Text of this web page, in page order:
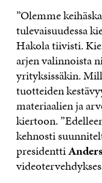
”Olemme
tulevaisuudessa
Hakola tiivisti.
arjen valinnoista
yrityksissäkin.
tuotteiden
materiaalien ja
kiertoon.
kehnosti
presidentti